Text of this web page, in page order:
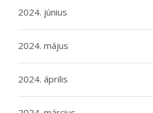
2024. június
2024. május
2024. április